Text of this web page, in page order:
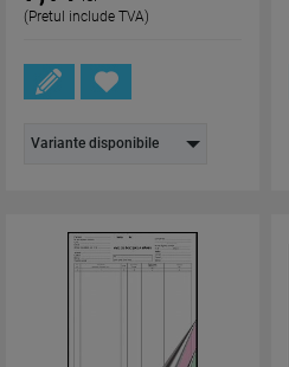
(Pretul include TVA)
Variante disponibile